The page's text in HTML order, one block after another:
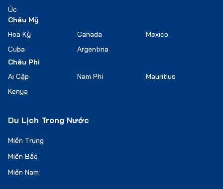
Úc
Châu Mỹ
Hoa Kỳ
Canada
Mexico
Cuba
Argentina
Châu Phi
Ai Cập
Nam Phi
Mauritius
Kenya
Du Lịch Trong Nước
Miền Trung
Miền Bắc
Miền Nam